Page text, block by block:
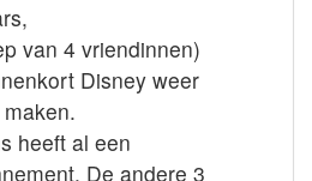
van 4 vriendinnen)
Disney weer
heeft al een
De andere 3